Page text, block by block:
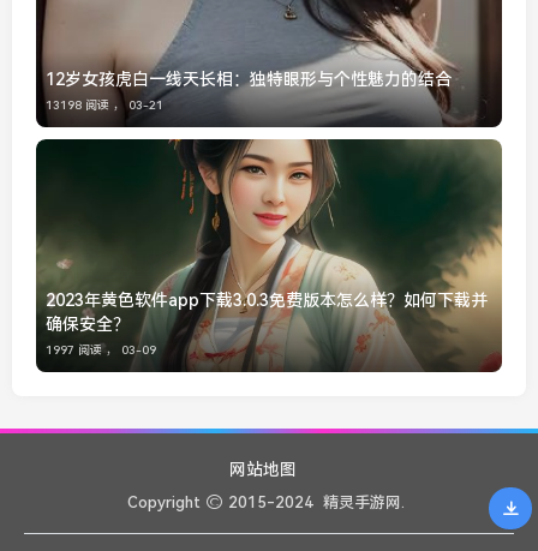
12岁女孩虎白一线天长相：独特眼形与个性魅力的结合
13198 阅读 ， 03-21
2023年黄色软件app下载3.0.3免费版本怎么样？如何下载并
确保安全？
1997 阅读 ， 03-09
网站地图
Copyright 2015-2024 精灵手游网.